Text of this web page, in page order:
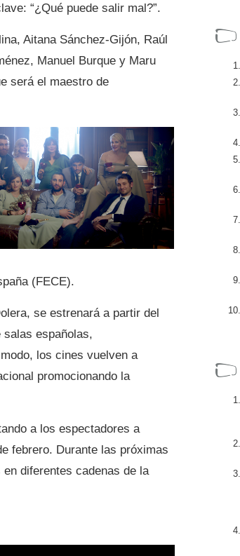
“¿Qué puede salir mal?”.
Aitana Sánchez-Gijón, Raúl
Manuel Burque y Maru
será el maestro de
(FECE).
se estrenará a partir del
salas españolas,
los cines vuelven a
promocionando la
a los espectadores a
febrero. Durante las próximas
diferentes cadenas de la